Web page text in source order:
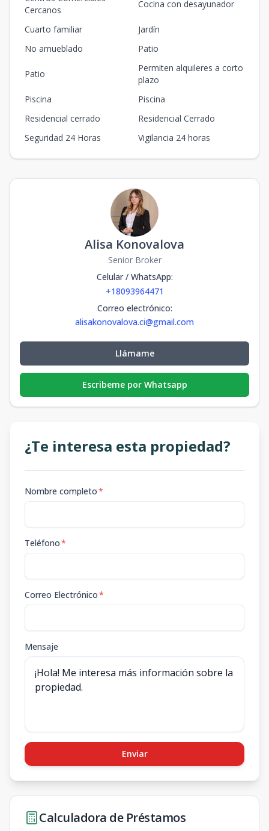
Cercanos
Cocina con desayunador
Cuarto familiar
Jardín
No amueblado
Patio
Patio
Permiten alquileres a corto
plazo
Piscina
Piscina
Residencial cerrado
Residencial Cerrado
Seguridad 24 Horas
Vigilancia 24 horas
Alisa Konovalova
Senior Broker
Celular / WhatsApp:
+18093964471
Correo electrónico:
alisakonovalova.ci@gmail.com
Llámame
Escribeme por Whatsapp
¿Te interesa esta propiedad?
Nombre completo*
Teléfono*
Correo Electrónico*
Mensaje
Enviar
Calculadora de Préstamos